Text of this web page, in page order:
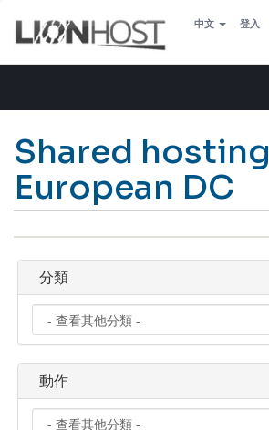
中文 登入
Shared hosting
European DC
分類
動作